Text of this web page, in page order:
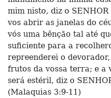
mim nisto, diz o
vos abrir as janelas do
vós uma bênção tal até
suficiente para a
repreenderei o
frutos da vossa terra; e a
será estéril, diz o
(Malaquias 3:9-11)